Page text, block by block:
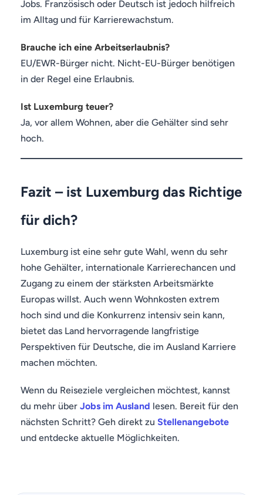
Jobs. Französisch oder Deutsch ist jedoch hilfreich
im Alltag und für Karrierewachstum.
Brauche ich eine Arbeitserlaubnis?
EU/EWR-Bürger nicht. Nicht-EU-Bürger benötigen
in der Regel eine Erlaubnis.
Ist Luxemburg teuer?
Ja, vor allem Wohnen, aber die Gehälter sind sehr
hoch.
Fazit – ist Luxemburg das Richtige
für dich?
Luxemburg ist eine sehr gute Wahl, wenn du sehr
hohe Gehälter, internationale Karrierechancen und
Zugang zu einem der stärksten Arbeitsmärkte
Europas willst. Auch wenn Wohnkosten extrem
hoch sind und die Konkurrenz intensiv sein kann,
bietet das Land hervorragende langfristige
Perspektiven für Deutsche, die im Ausland Karriere
machen möchten.
Wenn du Reiseziele vergleichen möchtest, kannst
du mehr über Jobs im Ausland lesen. Bereit für den
nächsten Schritt? Geh direkt zu Stellenangebote
und entdecke aktuelle Möglichkeiten.